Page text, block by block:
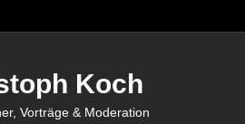
Koch
Vorträge & Moderation